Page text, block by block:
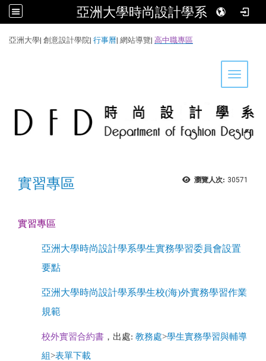
亞洲大學時尚設計學系
亞洲大學| 創意設計學院| 行事曆| 網站導覽| 高中職專區
Toggle
瀏覽人次: 30571
實習專區
實習專區
亞洲大學時尚設計學系學生實務學習委員會設置
要點
亞洲大學時尚設計學系學生校(海)外實務學習作業
規範
校外實習合約書 ，出處: 教務處>學生實務學習與輔導
組>表單下載